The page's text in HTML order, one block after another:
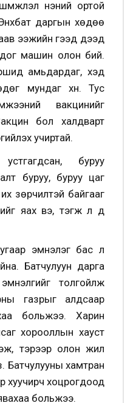
үнэний ортой
Энхбат даргын хөдөө
ээжийн гээд дээд
машин олон бий.
амьдардаг, хэд
мундаг хүн. Тус
вакцинийг
бол халдварт
учиртай.
буруу
буруу, буруу цаг
зөрчилтэй байгааг
яах вэ, тэгж л д
эмнэлэг бас л
Батчулуун дарга
толгойлж
газрыг алдсаар
больжээ. Харин
хорооллын хауст
тэрээр олон жил
Батчулууны хамтран
хуучирч хоцрогдоод
больжээ.